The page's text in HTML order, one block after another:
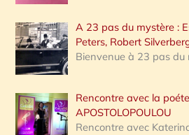
A 23 pas du mystère :
Peters, Robert
Bienvenue à 23 pas du
Rencontre avec la
APOSTOLOPOULOU
Rencontre avec